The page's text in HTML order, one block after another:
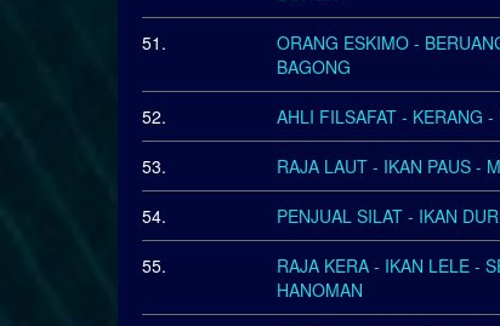
51.
ORANG ESKIMO -
BAGONG
52. AHLI FILSAFAT - KERANG
53. RAJA LAUT - IKAN PAUS -
54. PENJUAL SILAT - IKAN
55.
RAJA KERA - IKAN LELE -
HANOMAN